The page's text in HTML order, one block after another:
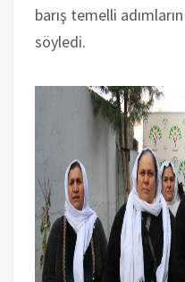
barış temelli
söyledi.